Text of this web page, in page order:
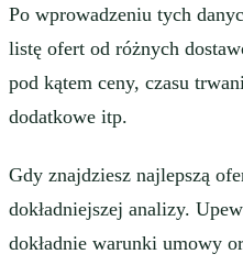
Po wprowadzeniu tych
listę ofert od różnych
pod kątem ceny, czasu
dodatkowe itp.
Gdy znajdziesz najlepszą
dokładniejszej analizy.
dokładnie warunki umowy